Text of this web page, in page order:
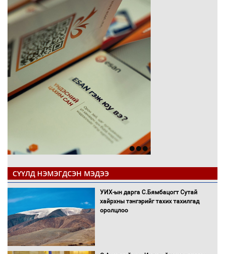
СҮҮЛД НЭМЭГДСЭН МЭДЭЭ
УИХ-ын дарга С.Бямбацогт Сутай
хайрхны тэнгэрийг тахих тахилгад
оролцлоо